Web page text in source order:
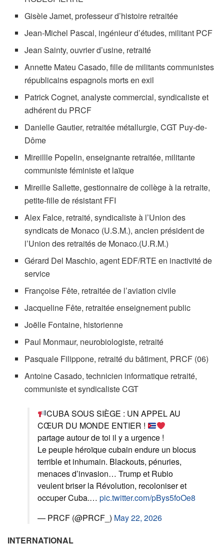
Gisèle Jamet, professeur d’histoire retraitée
Jean-Michel Pascal, ingénieur d’études, militant PCF
Jean Sainty, ouvrier d’usine, retraité
Annette Mateu Casado, fille de militants communistes
républicains espagnols morts en exil
Patrick Cognet, analyste commercial, syndicaliste et
adhérent du PRCF
Danielle Gautier, retraitée métallurgie, CGT Puy-de-
Dôme
Mireillle Popelin, enseignante retraitée, militante
communiste féministe et laïque
Mireille Sallette, gestionnaire de collège à la retraite,
petite-fille de résistant FFI
Alex Falce, retraité, syndicaliste à l’Union des
syndicats de Monaco (U.S.M.), ancien président de
l’Union des retraités de Monaco.(U.R.M.)
Gérard Del Maschio, agent EDF/RTE en inactivité de
service
Françoise Fête, retraitée de l’aviation civile
Jacqueline Fête, retraitée enseignement public
Joëlle Fontaine, historienne
Paul Monmaur, neurobiologiste, retraité
Pasquale Filippone, retraité du bâtiment, PRCF (06)
Antoine Casado, technicien informatique retraité,
communiste et syndicaliste CGT
CUBA SOUS SIÈGE : UN APPEL AU
CŒUR DU MONDE ENTIER !
partage autour de toi il y a urgence !
Le peuple héroïque cubain endure un blocus
terrible et inhumain. Blackouts, pénuries,
menaces d’invasion… Trump et Rubio
veulent briser la Révolution, recoloniser et
occuper Cuba.… pic.twitter.com/pBys5foOe8
— PRCF (@PRCF_) May 22, 2026
INTERNATIONAL